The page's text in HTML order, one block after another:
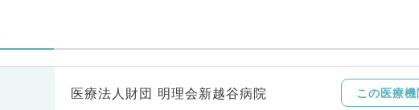
医療法人財団 明理会新越谷病院 この医療